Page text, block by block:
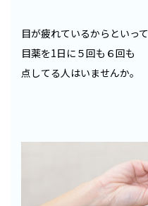
目が疲れているからといって
目薬を1日に５回も６回も
点してる人はいませんか。